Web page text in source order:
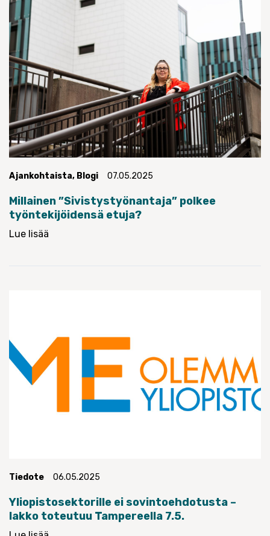
Ajankohtaista, Blogi 07.05.2025
Millainen ”Sivistystyönantaja” polkee
työntekijöidensä etuja?
Lue lisää
Tiedote 06.05.2025
Yliopistosektorille ei sovintoehdotusta –
lakko toteutuu Tampereella 7.5.